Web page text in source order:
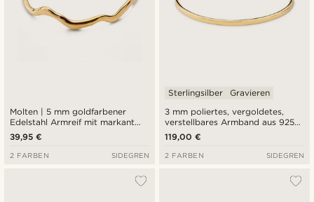
Molten | 5 mm goldfarbener
Edelstahl Armreif mit markant
wellenförmigem Design
39,95 €
2 FARBEN SIDEGREN
3 mm poliertes, vergoldetes,
verstellbares Armband aus 925er
Sterlingsilber
Sterlingsilber Gravieren
119,00 €
2 FARBEN SIDEGREN